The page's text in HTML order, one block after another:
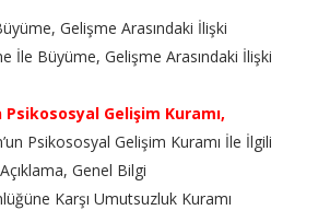
Gelişme Arasındaki İlişki
İle Büyüme, Gelişme Arasındaki İlişki
Gelişim Kuramı,
Psikososyal Gelişim Kuramı İle İlgili
Açıklama, Genel Bilgi
Karşı Umutsuzluk Kuramı